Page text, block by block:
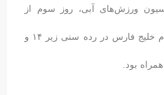
ورزش‌های آبی، روز سوم از
مرحله اول لیگ واترپلو بانوان جام خلیج فارس در رده سنی زیر ۱۴ و